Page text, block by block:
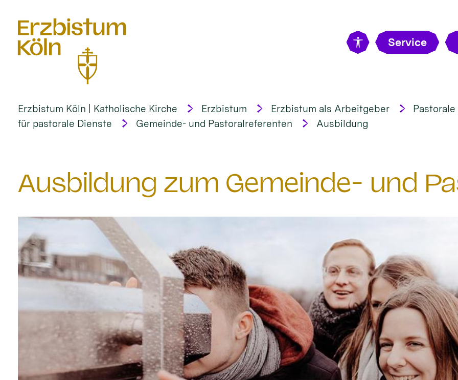
Service
Erzbistum Köln | Katholische Kirche Erzbistum Erzbistum als Arbeitgeber
für pastorale Dienste
Gemeinde- und Pastoralreferenten Ausbildung
Ausbildung zum Gemeinde- und